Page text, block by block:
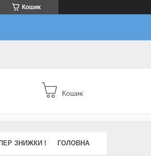
Кошик
Кошик
ЗНИЖКИ ! ГОЛОВНА